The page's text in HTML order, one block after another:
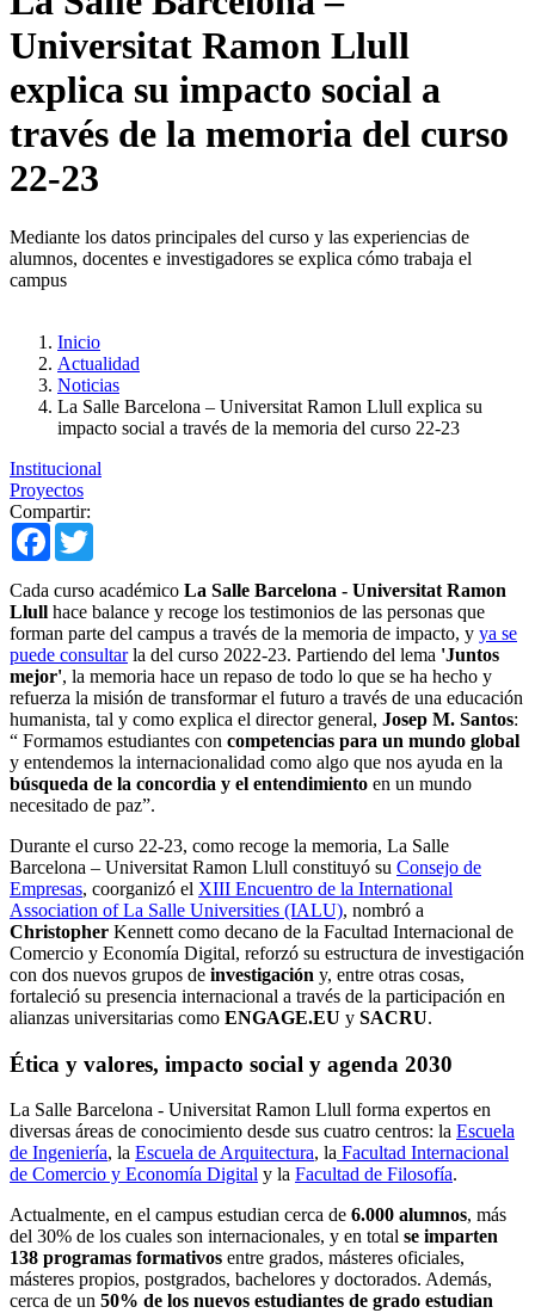
Universitat Ramon Llull
explica su impacto social a
través de la memoria del curso
22-23
Mediante los datos principales del curso y las experiencias de
alumnos, docentes e investigadores se explica cómo trabaja el
campus
Inicio
Actualidad
Noticias
La Salle Barcelona – Universitat Ramon Llull explica su
impacto social a través de la memoria del curso 22-23
Institucional
Proyectos
Compartir:
Facebook
Cada curso académico La Salle Barcelona - Universitat Ramon
Llull hace balance y recoge los testimonios de las personas que
forman parte del campus a través de la memoria de impacto, y ya se
puede consultarla del curso 2022-23. Partiendo del lema 'Juntos
mejor', la memoria hace un repaso de todo lo que se ha hecho y
refuerza la misión de transformar el futuro a través de una educación
humanista, tal y como explica el director general, Josep M. Santos:
“ Formamos estudiantes con competencias para un mundo global
y entendemos la internacionalidad como algo que nos ayuda en la
búsqueda de la concordia y el entendimiento en un mundo
necesitado de paz”.
Durante el curso 22-23, como recoge la memoria, La Salle
Barcelona – Universitat Ramon Llull constituyó su Consejo de
Empresas, coorganizó el XIII Encuentro de la International
Association of La Salle Universities (IALU), nombró a
Christopher Kennett como decano de la Facultad Internacional de
Comercio y Economía Digital, reforzó su estructura de investigación
con dos nuevos grupos de investigación y, entre otras cosas,
fortaleció su presencia internacional a través de la participación en
alianzas universitarias como ENGAGE.EU y SACRU.
Ética y valores, impacto social y agenda 2030
La Salle Barcelona - Universitat Ramon Llull forma expertos en
diversas áreas de conocimiento desde sus cuatro centros: la Escuela
de Ingeniería, la Escuela de Arquitectura, la Facultad Internacional
de Comercio y Economía Digital y la Facultad de Filosofía.
Actualmente, en el campus estudian cerca de 6.000 alumnos, más
del 30% de los cuales son internacionales, y en total se imparten
138 programas formativos entre grados, másteres oficiales,
másteres propios, postgrados, bachelores y doctorados. Además,
cerca de un 50% de los nuevos estudiantes de grado estudian